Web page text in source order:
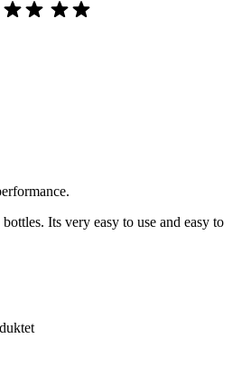
Its very easy to use and easy to